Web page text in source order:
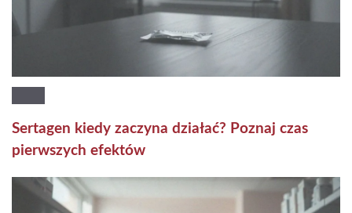
Sertagen kiedy zaczyna działać? Poznaj czas
pierwszych efektów